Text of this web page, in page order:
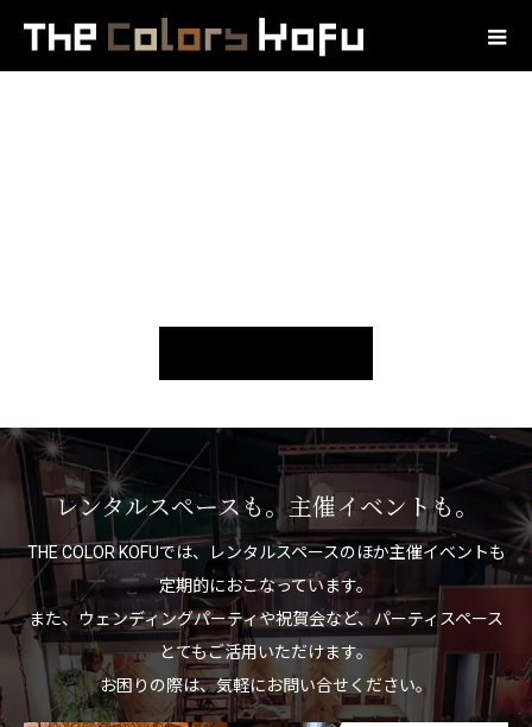
レンタルスペースも。主催イベントも。
THE COLOR KOFUでは、レンタルスペースのほか主催イベントも
定期的におこなっています。
また、ウェンディングパーティや祝賀会など、パーティスペース
とてもご活用いただけます。
お困りの際は、気軽にお問い合せください。